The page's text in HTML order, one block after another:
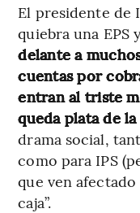
El presidente de
quiebra una EPS
delante a
cuentas por
entran al triste
queda plata de
drama social,
como para IPS
que ven
caja”.